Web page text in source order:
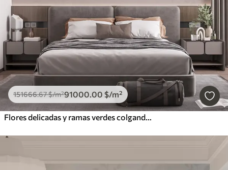
151666.67$/m²91000.00 $/m²
Flores delicadas y ramas verdes colgando hacia abajo